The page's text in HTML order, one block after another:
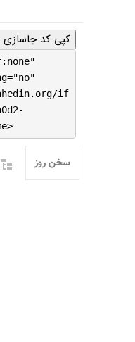
کپی کد
if
سخن روز